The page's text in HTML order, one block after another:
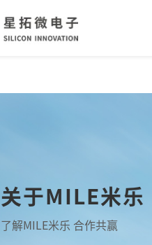
关于MILE米乐
了解MILE米乐 合作共赢